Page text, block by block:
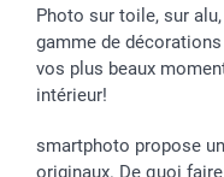
Stickers & Etiquettes
Chèque Cadeau
Affiliation
Investor Relations
B2B smartbusiness
Droit de rétractation
Confirmation ou
Mariage
Fête d'anniversaire
Collection naissance
Tous les évènements
Livraison en 48 heures
Modes de Paiement
Identifiez-vous
Plan du site
Statut de ma
smarfriends
Photo sur toile, sur
gamme de
vos plus beaux
intérieur!
smartphoto propose
originaux. De quoi